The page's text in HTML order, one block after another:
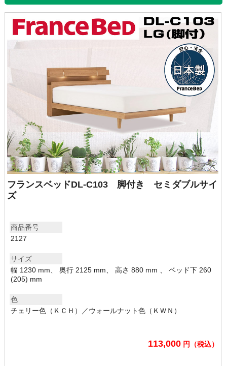
フランスベッドDL-C103 脚付き セミダブルサイ
ズ
商品番号
2127
サイズ
幅 1230 mm、 奥行 2125 mm、 高さ 880 mm 、 ベッド下 260
(205) mm
色
チェリー色（ＫＣＨ）／ウォールナット色（ＫＷＮ）
113,000 円（税込）